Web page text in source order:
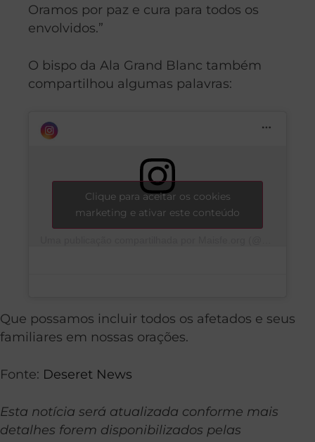
Oramos por paz e cura para todos os
envolvidos.”
O bispo da Ala Grand Blanc também
compartilhou algumas palavras:
Clique para aceitar os cookies
marketing e ativar este conteúdo
Que possamos incluir todos os afetados e seus
familiares em nossas orações.
Fonte: Deseret News
Esta notícia será atualizada conforme mais
detalhes forem disponibilizados pelas